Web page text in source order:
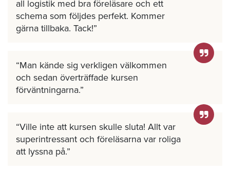
all logistik med bra föreläsare och ett
schema som följdes perfekt. Kommer
gärna tillbaka. Tack!
Man kände sig verkligen välkommen
och sedan överträffade kursen
förväntningarna.
Ville inte att kursen skulle sluta! Allt var
superintressant och föreläsarna var roliga
att lyssna på.